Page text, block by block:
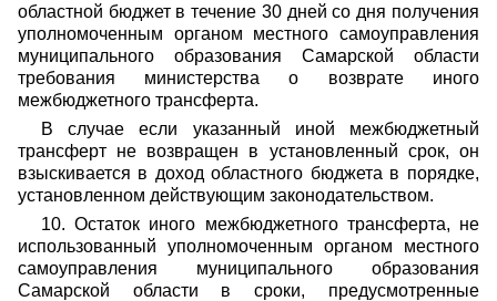
областной бюджет в течение 30 дней со дня получения
уполномоченным органом местного самоуправления
муниципального образования Самарской области
требования министерства о возврате иного
межбюджетного трансферта.
В случае если указанный иной межбюджетный
трансферт не возвращен в установленный срок, он
взыскивается в доход областного бюджета в порядке,
установленном действующим законодательством.
10. Остаток иного межбюджетного трансферта, не
использованный уполномоченным органом местного
самоуправления муниципального образования
Самарской области в сроки, предусмотренные